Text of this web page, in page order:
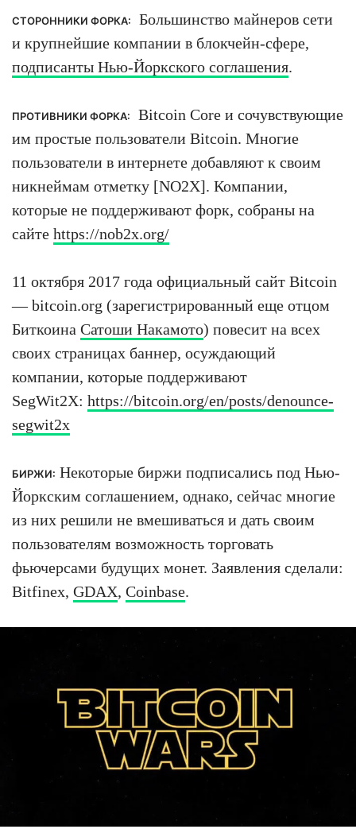
СТОРОННИКИ ФОРКА:
Большинство майнеров сети
и крупнейшие компании в блокчейн-сфере,
подписанты Нью-Йоркского соглашения.
ПРОТИВНИКИ ФОРКА:
Bitcoin Core и сочувствующие
им простые пользователи Bitcoin. Многие
пользователи в интернете добавляют к своим
никнеймам отметку [NO2X]. Компании,
которые не поддерживают форк, собраны на
сайте https://nob2x.org/
11 октября 2017 года официальный сайт Bitcoin
— bitcoin.org (зарегистрированный еще отцом
Биткоина Сатоши Накамото) повесит на всех
своих страницах баннер, осуждающий
компании, которые поддерживают
SegWit2X: https://bitcoin.org/en/posts/denounce-
segwit2x
БИРЖИ: Некоторые биржи подписались под Нью-
Йоркским соглашением, однако, сейчас многие
из них решили не вмешиваться и дать своим
пользователям возможность торговать
фьючерсами будущих монет. Заявления сделали:
Bitfinex, GDAX, Coinbase.